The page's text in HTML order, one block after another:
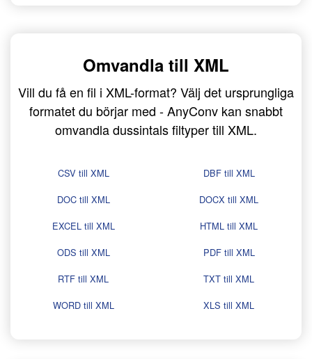
Omvandla till XML
Vill du få en fil i XML-format? Välj det ursprungliga
formatet du börjar med - AnyConv kan snabbt
omvandla dussintals filtyper till XML.
CSV till XML
DBF till XML
DOC till XML
DOCX till XML
EXCEL till XML
HTML till XML
ODS till XML
PDF till XML
RTF till XML
TXT till XML
WORD till XML
XLS till XML